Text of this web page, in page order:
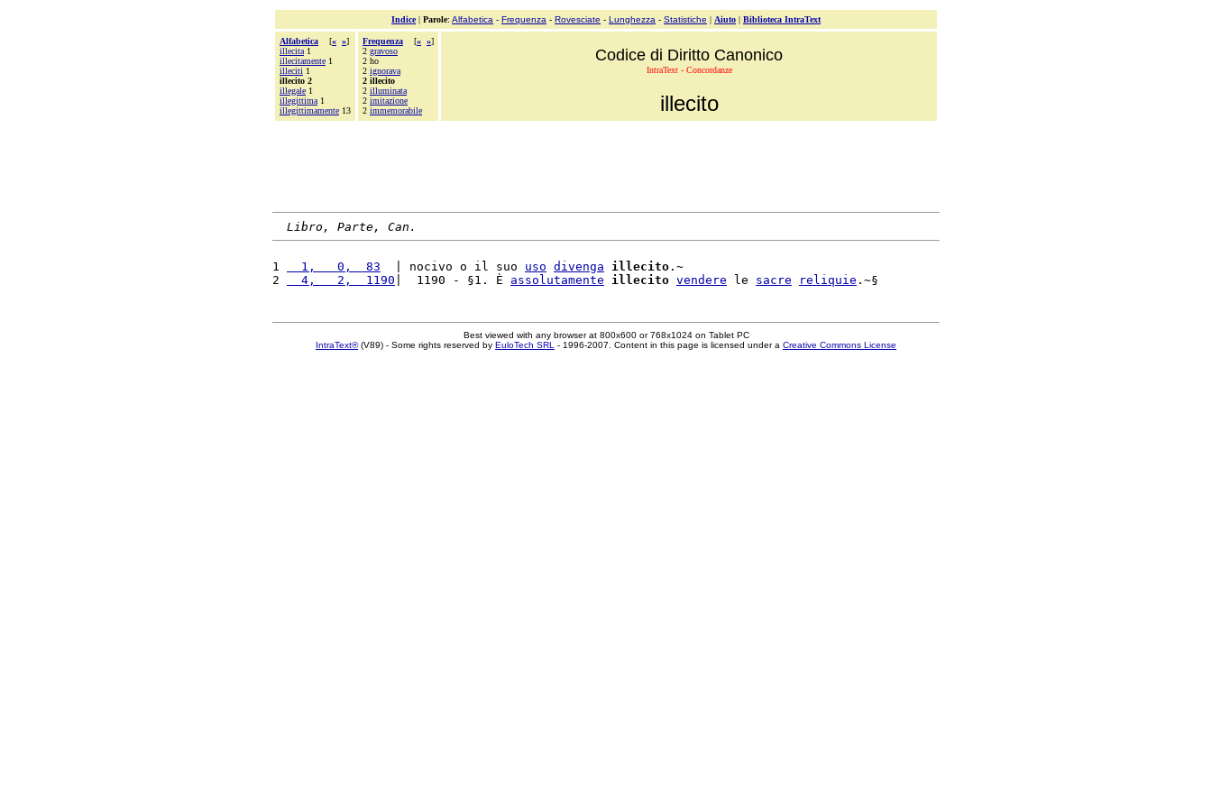
Indice| Parole: Alfabetica - Frequenza - Rovesciate - Lunghezza - Statistiche | Aiuto | Biblioteca IntraText
Alfabetica [« »]
illecita 1
illecitamente 1
illeciti 1
illecito 2
illegale 1
illegittima 1
illegittimamente 13
Frequenza [« »]
2 gravoso
2 ho
2 ignorava
2 illecito
2 illuminata
2 imitazione
2 immemorabile
Codice di Diritto Canonico
IntraText - Concordanze
illecito
Libro, Parte, Can.
1
  1,   0,  83
  | nocivo o il suo
uso divenga illecito .~
2
  4,   2,  1190
|  1190 - §1. È assolutamente illecito vendere le sacre reliquie
Best viewed with any browser at 800x600 or 768x1024 on Tablet PC
IntraText®(V89) - Some rights reserved by EuloTech SRL - 1996-2007. Content in this page is licensed under a Creative Commons License